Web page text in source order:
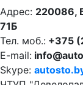
Адрес: 220086,
71Б
Тел. моб.: +375
E-mail:
Skype: